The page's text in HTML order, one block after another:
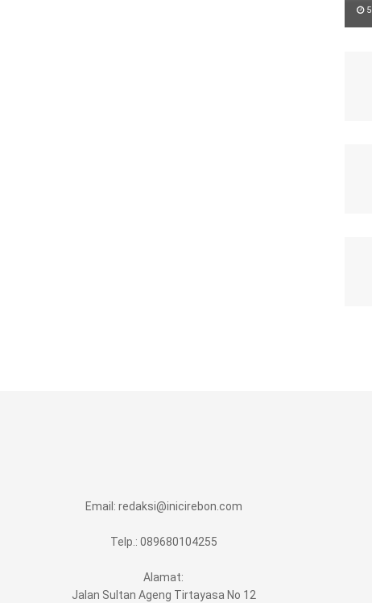
5
Email: redaksi@inicirebon.com
Telp.: 089680104255
Alamat:
Jalan Sultan Ageng Tirtayasa No 12